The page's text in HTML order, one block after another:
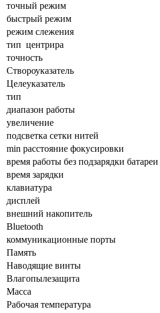
точный режим
быстрый режим
режим слежения
тип центрира
точность
Створоуказатель
Целеуказатель
тип
диапазон работы
увеличение
подсветка сетки нитей
min расстояние фокусировки
время работы без подзарядки батареи
время зарядки
клавиатура
дисплей
внешний накопитель
Bluetooth
коммуникационные порты
Память
Наводящие винты
Влагопылезащита
Масса
Рабочая температура